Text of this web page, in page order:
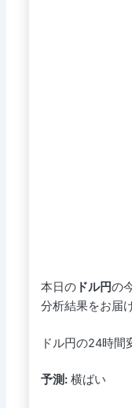
本日のドル円の
分析結果をお届
ドル円の24時間
予測:横ばい